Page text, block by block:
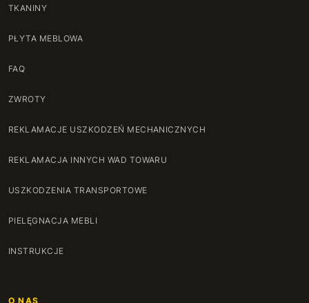
TKANINY
PŁYTA MEBLOWA
FAQ
ZWROTY
REKLAMACJE USZKODZEŃ MECHANICZNYCH
REKLAMACJA INNYCH WAD TOWARU
USZKODZENIA TRANSPORTOWE
PIELĘGNACJA MEBLI
INSTRUKCJE
O NAS